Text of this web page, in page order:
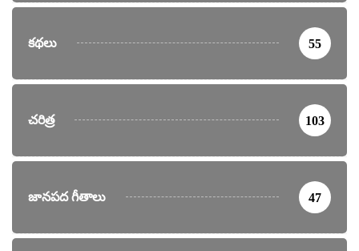
కథలు 55
చరిత్ర 103
జానపద గీతాలు 47